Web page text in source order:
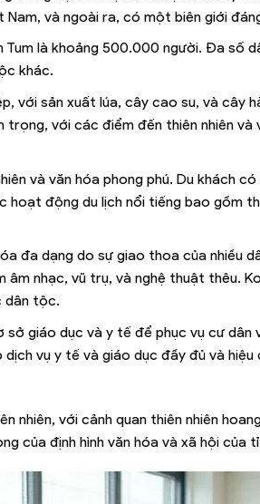
và ngoài ra, có một biên giới
Tum là khoảng 500.000 người. Đa số
khác.
với sản xuất lúa, cây cao su, và cây
với các điểm đến thiên nhiên và
và văn hóa phong phú. Du khách
động du lịch nổi tiếng bao gồm
đa dạng do sự giao thoa của nhiều
nhạc, vũ trụ, và nghệ thuật thêu.
dân tộc.
giáo dục và y tế để phục vụ cư
vụ y tế và giáo dục đầy đủ và
nhiên, với cảnh quan thiên nhiên
của định hình văn hóa và xã hội của